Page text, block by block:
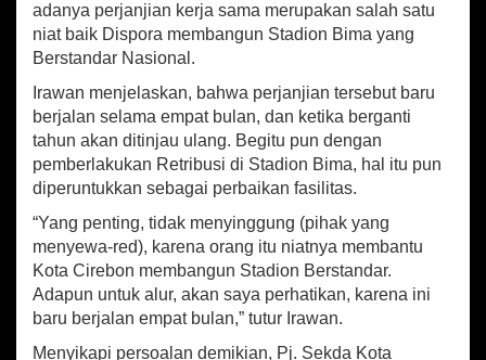
adanya perjanjian kerja sama merupakan salah satu
niat baik Dispora membangun Stadion Bima yang
Berstandar Nasional.
Irawan menjelaskan, bahwa perjanjian tersebut baru
berjalan selama empat bulan, dan ketika berganti
tahun akan ditinjau ulang. Begitu pun dengan
pemberlakukan Retribusi di Stadion Bima, hal itu pun
diperuntukkan sebagai perbaikan fasilitas.
“Yang penting, tidak menyinggung (pihak yang
menyewa-red), karena orang itu niatnya membantu
Kota Cirebon membangun Stadion Berstandar.
Adapun untuk alur, akan saya perhatikan, karena ini
baru berjalan empat bulan,” tutur Irawan.
Menyikapi persoalan demikian, Pj. Sekda Kota